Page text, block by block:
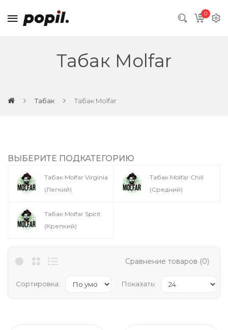
0
Табак Molfar
Табак Табак Molfar
ВЫБЕРИТЕ ПОДКАТЕГОРИЮ
Табак Molfar Virginia
(Легкий)
Табак Molfar Chill
(Средний)
Табак Molfar Spirit
(Крепкий)
Сравнение товаров (0)
Сортировка: Показать: